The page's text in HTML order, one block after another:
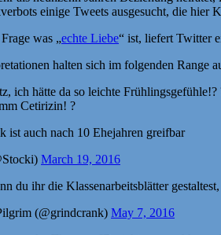
einige Tweets ausgesucht, die hier
was „echte Liebe“ ist, liefert Twitter
halten sich im folgenden Range
ich hätte da so leichte Frühlingsgefühle!?
Cetirizin! ?
ist auch nach 10 Ehejahren greifbar
March 19, 2016
du ihr die Klassenarbeitsblätter
(@grindcrank) May 7, 2016